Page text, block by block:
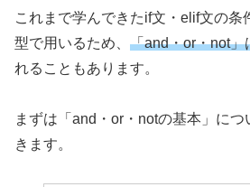
これまで学んできたif文・elif文の条
型で用いるため、 「and・or・not」
れることもあります。
まずは「and・or・notの基本」に
きます。